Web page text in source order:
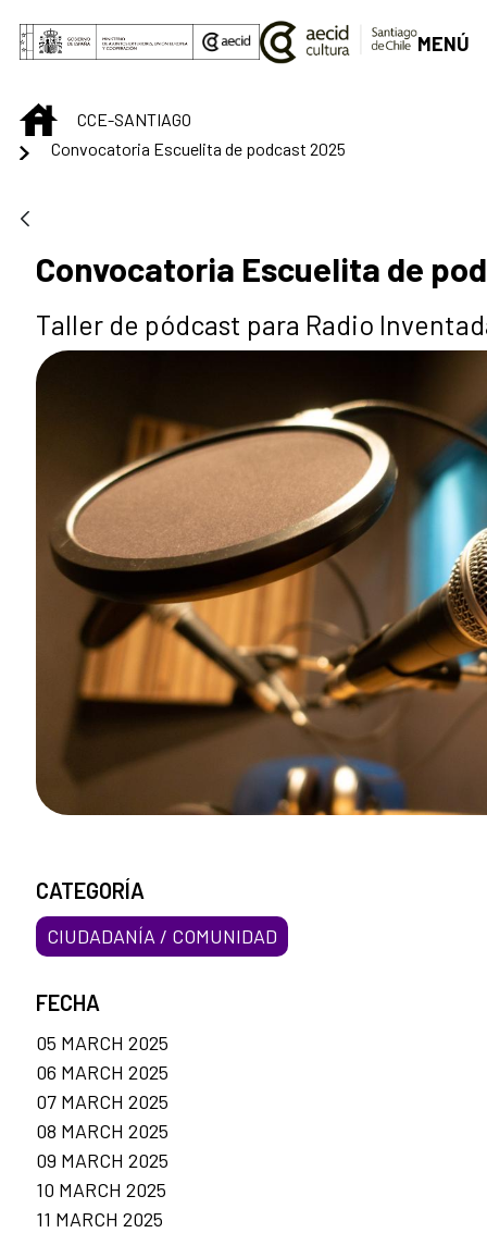
Skip to Main Content
MENÚ
INICIOCCE-SANTIAGO
Convocatoria Escuelita de podcast 2025
Convocatoria Escuelita de
Taller de pódcast para Radio
CATEGORÍA
CIUDADANÍA / COMUNIDAD
FECHA
05 MARCH 2025
06 MARCH 2025
07 MARCH 2025
08 MARCH 2025
09 MARCH 2025
10 MARCH 2025
11 MARCH 2025